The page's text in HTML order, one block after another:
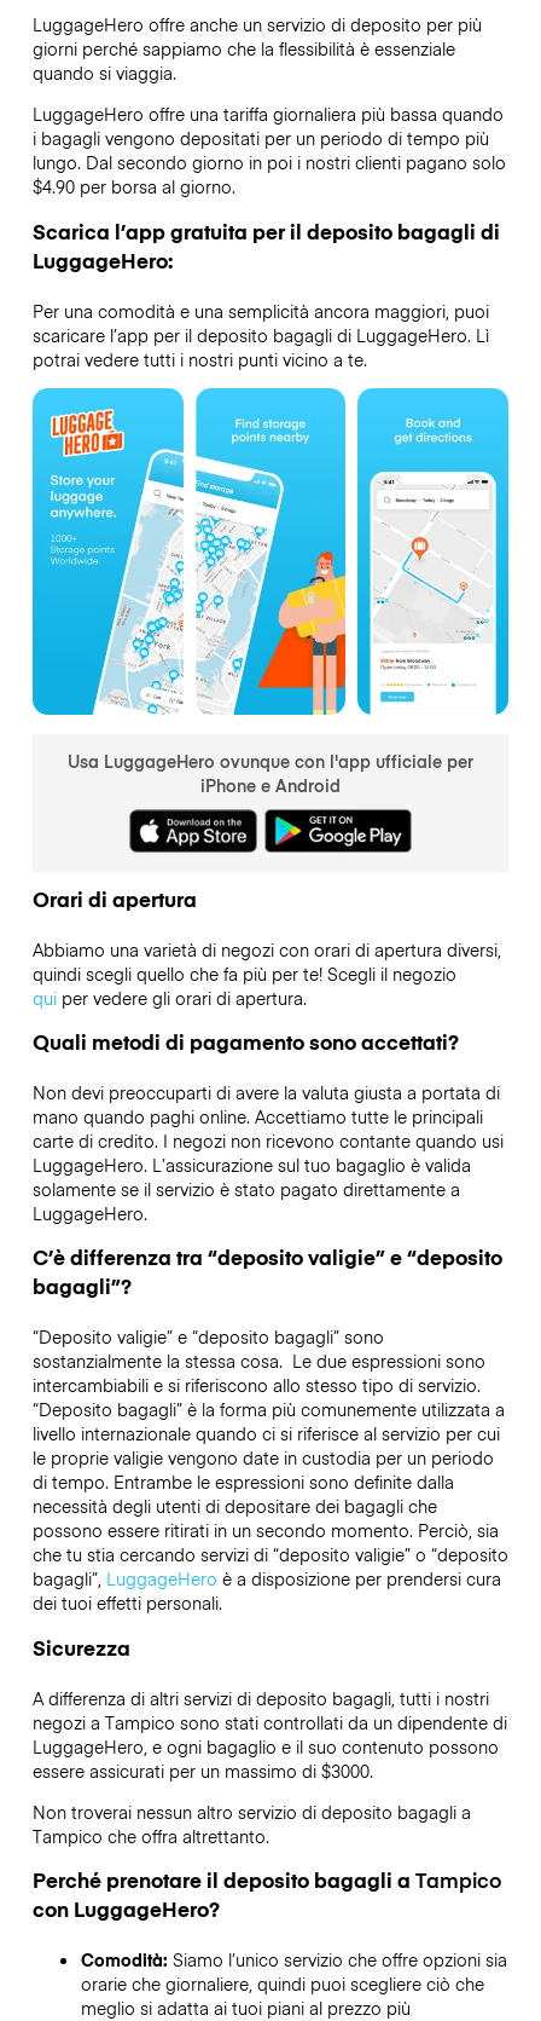
LuggageHero offre anche un servizio di deposito per più
giorni perché sappiamo che la flessibilità è essenziale
quando si viaggia.
LuggageHero offre una tariffa giornaliera più bassa quando
i bagagli vengono depositati per un periodo di tempo più
lungo. Dal secondo giorno in poi i nostri clienti pagano solo
$4.90 per borsa al giorno.
Scarica l’app gratuita per il deposito bagagli di
LuggageHero:
Per una comodità e una semplicità ancora maggiori, puoi
scaricare l’app per il deposito bagagli di LuggageHero. Lì
potrai vedere tutti i nostri punti vicino a te.
Usa LuggageHero ovunque con l'app ufficiale per
iPhone e Android
Orari di apertura
Abbiamo una varietà di negozi con orari di apertura diversi,
quindi scegli quello che fa più per te! Scegli il negozio
quiper vedere gli orari di apertura.
Quali metodi di pagamento sono accettati?
Non devi preoccuparti di avere la valuta giusta a portata di
mano quando paghi online. Accettiamo tutte le principali
carte di credito. I negozi non ricevono contante quando usi
LuggageHero. L’assicurazione sul tuo bagaglio è valida
solamente se il servizio è stato pagato direttamente a
LuggageHero.
C’è differenza tra “deposito valigie” e “deposito
bagagli”?
“Deposito valigie” e “deposito bagagli” sono
sostanzialmente la stessa cosa. Le due espressioni sono
intercambiabili e si riferiscono allo stesso tipo di servizio.
“Deposito bagagli” è la forma più comunemente utilizzata a
livello internazionale quando ci si riferisce al servizio per cui
le proprie valigie vengono date in custodia per un periodo
di tempo. Entrambe le espressioni sono definite dalla
necessità degli utenti di depositare dei bagagli che
possono essere ritirati in un secondo momento. Perciò, sia
che tu stia cercando servizi di “deposito valigie” o “deposito
bagagli”,LuggageHero è a disposizione per prendersi cura
dei tuoi effetti personali.
Sicurezza
A differenza di altri servizi di deposito bagagli, tutti i nostri
negozi a Tampico sono stati controllati da un dipendente di
LuggageHero, e ogni bagaglio e il suo contenuto possono
essere assicurati per un massimo di $3000.
Non troverai nessun altro servizio di deposito bagagli a
Tampico che offra altrettanto.
Perché prenotare il deposito bagagli a Tampico
con LuggageHero?
Comodità: Siamo l’unico servizio che offre opzioni sia
orarie che giornaliere, quindi puoi scegliere ciò che
meglio si adatta ai tuoi piani al prezzo più